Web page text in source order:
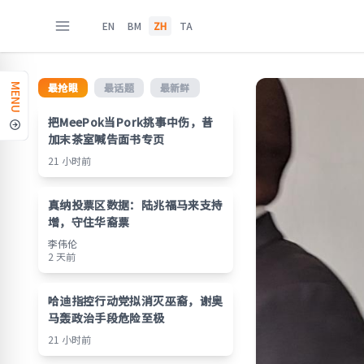
EN BM ZH TA
MENU 最抢眼 最话题 最新鲜
把MeePok当Pork挑事中伤，昔
加末茶室喊告面书专页
21 小时前
真纳投票区数据：陆兆福马来支持
增，守住华裔票
李伟伦
2 天前
哈迪指控行动党拟消灭巫裔，谢奥
马轰政治手段危险至极
21 小时前